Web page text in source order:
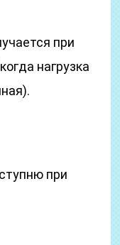
при
нагрузка
при